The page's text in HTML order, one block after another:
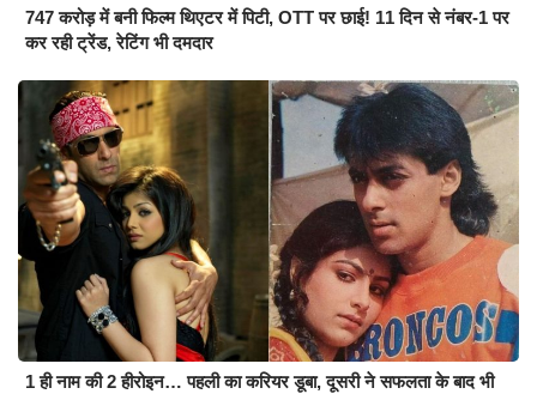
747 करोड़ में बनी फिल्म थिएटर में पिटी, OTT पर छाई! 11 दिन से नंबर-1 पर
कर रही ट्रेंड, रेटिंग भी दमदार
1 ही नाम की 2 हीरोइन… पहली का करियर डूबा, दूसरी ने सफलता के बाद भी